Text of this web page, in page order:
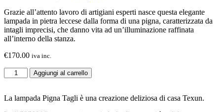
Grazie all’attento lavoro di artigiani esperti nasce questa elegante
lampada in pietra leccese dalla forma di una pigna, caratterizzata da
intagli imprecisi, che danno vita ad un’illuminazione raffinata
all’interno della stanza.
€170.00 iva inc.
Aggiungi al carrello
La lampada Pigna Tagli è una creazione deliziosa di casa Texun.